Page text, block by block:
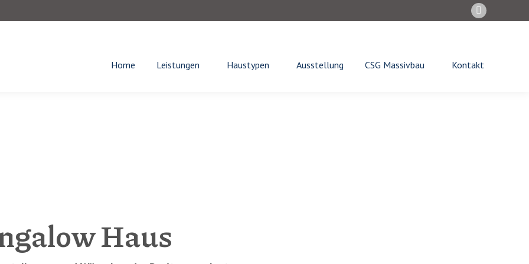
Instagram
in
Home Leistungen Haustypen Ausstellung CSG Massivbau Kontakt
Haus